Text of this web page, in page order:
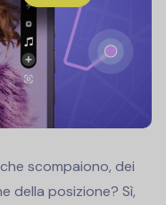
scompaiono, dei
della posizione? Sì,